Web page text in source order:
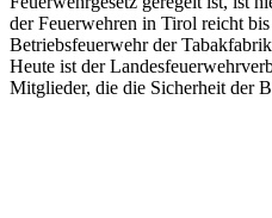
© 2026Christian Vesligay